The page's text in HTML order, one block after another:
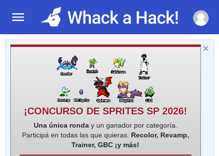
¡CONCURSO DE SPRITES SP 2026!
Una única ronday un ganador por categoría.
Participá en todas las que quieras: Recolor, Revamp,
Trainer, GBC ¡y más!